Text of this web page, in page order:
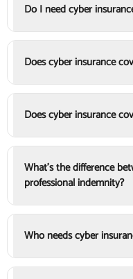
Do I need cyber
Does cyber insurance
Does cyber insurance
What's the difference
professional indemnity?
Who needs cyber